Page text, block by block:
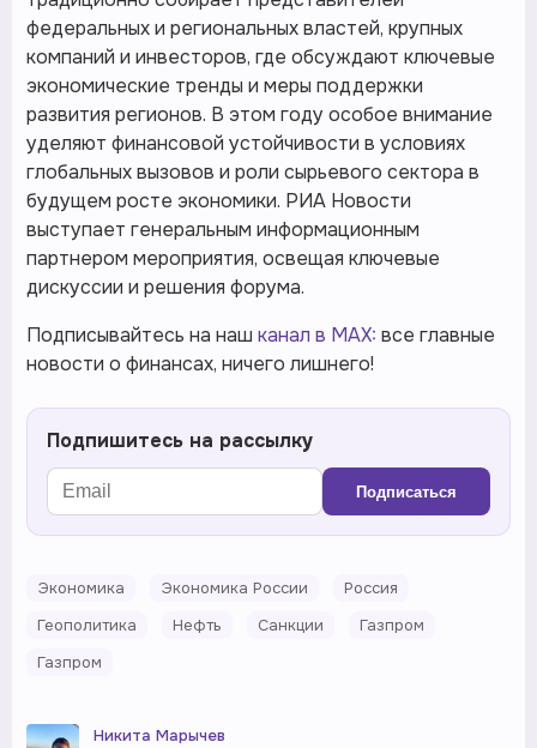
федеральных и региональных властей, крупных
компаний и инвесторов, где обсуждают ключевые
экономические тренды и меры поддержки
развития регионов. В этом году особое внимание
уделяют финансовой устойчивости в условиях
глобальных вызовов и роли сырьевого сектора в
будущем росте экономики. РИА Новости
выступает генеральным информационным
партнером мероприятия, освещая ключевые
дискуссии и решения форума.
Подписывайтесь на наш канал в MAX: все главные
новости о финансах, ничего лишнего!
Подпишитесь на рассылку
Подписаться
Экономика Экономика России
Россия
Геополитика
Нефть Санкции
Газпром
Газпром
Никита Марычев